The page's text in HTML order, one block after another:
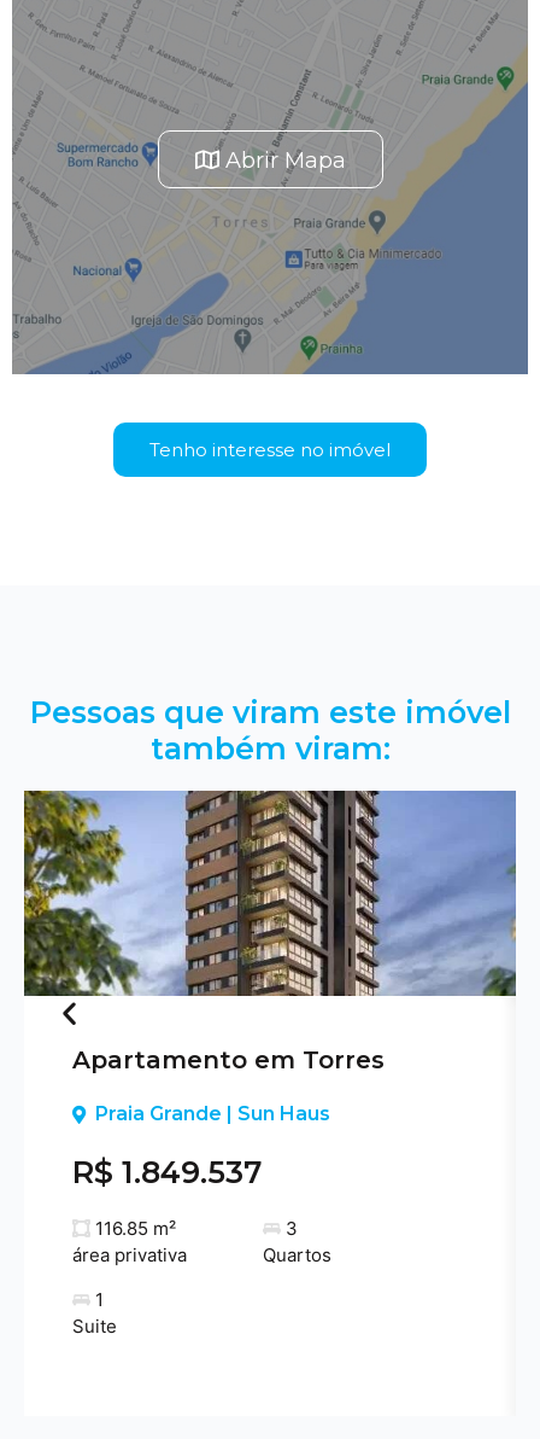
Abrir Mapa
Tenho interesse no imóvel
Pessoas que viram este imóvel
também viram:
Previous
Apartamento em Torres
Praia Grande | Sun Haus
R$ 1.849.537
116.85 m²
área privativa
3
Quartos
1
Suite